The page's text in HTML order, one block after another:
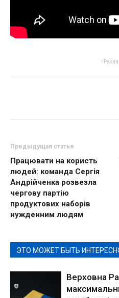
-
Предыдущая статья
Працювати на користь
людей: команда Сергія
Андрійченка розвезла
чергову партію
продуктових наборів
нужденним людям
ЭТО МОЖЕТ БЫТЬ
Верховна